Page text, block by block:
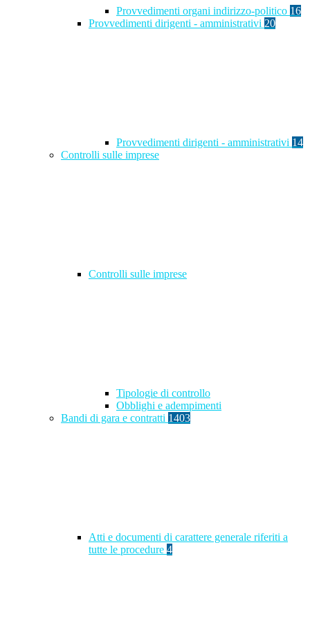
Provvedimenti organi indirizzo-politico 16
Provvedimenti dirigenti - amministrativi 20
Provvedimenti dirigenti - amministrativi 14
Controlli sulle imprese
Controlli sulle imprese
Tipologie di controllo
Obblighi e adempimenti
Bandi di gara e contratti 1403
Atti e documenti di carattere generale riferiti a
tutte le procedure 4